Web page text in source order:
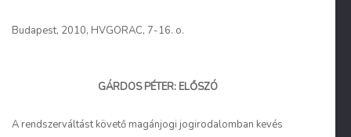
Budapest, 2010, HVGORAC, 7-16. o.
GÁRDOS PÉTER: ELŐSZÓ
A rendszerváltást követő magánjogi jogirodalomban kevés